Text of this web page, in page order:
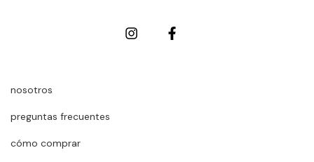
nosotros
preguntas frecuentes
cómo comprar